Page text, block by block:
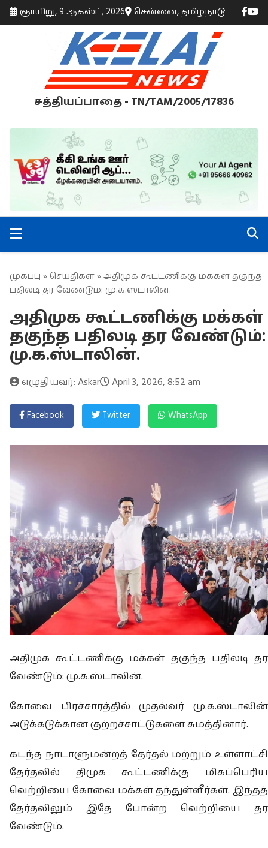
ஞாயிறு, 9 ஆகஸ்ட், 2026 சென்னை, தமிழ்நாடு
சத்தியப்பாதை - TN/TAM/2005/17836
முகப்பு » செய்திகள் » அதிமுக கூட்டணிக்கு மக்கள் தகுந்த
பதிலடி தர வேண்டும்: மு.க.ஸ்டாலின்.
அதிமுக கூட்டணிக்கு மக்கள்
தகுந்த பதிலடி தர வேண்டும்:
மு.க.ஸ்டாலின்.
எழுதியவர்: Askar April 3, 2026, 8:52 am
Facebook Twitter WhatsApp
அதிமுக கூட்டணிக்கு மக்கள் தகுந்த பதிலடி தர
வேண்டும்: மு.க.ஸ்டாலின்.
கோவை பிரச்சாரத்தில் முதல்வர் மு.க.ஸ்டாலின்
அடுக்கடுக்கான குற்றச்சாட்டுகளை சுமத்தினார்.
கடந்த நாடாளுமன்றத் தேர்தல் மற்றும் உள்ளாட்சி
தேர்தலில் திமுக கூட்டணிக்கு மிகப்பெரிய
வெற்றியை கோவை மக்கள் தந்துள்ளீர்கள். இந்தத்
தேர்தலிலும் இதே போன்ற வெற்றியை தர
வேண்டும்.